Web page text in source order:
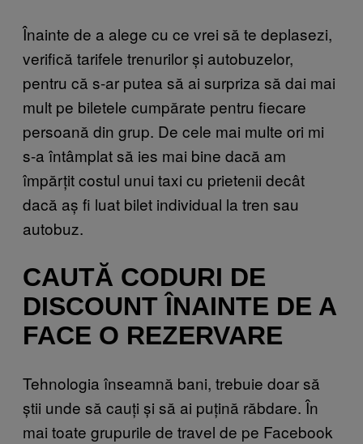
Înainte de a alege cu ce vrei să te deplasezi,
verifică tarifele trenurilor și autobuzelor,
pentru că s-ar putea să ai surpriza să dai mai
mult pe biletele cumpărate pentru fiecare
persoană din grup. De cele mai multe ori mi
s-a întâmplat să ies mai bine dacă am
împărțit costul unui taxi cu prietenii decât
dacă aș fi luat bilet individual la tren sau
autobuz.
CAUTĂ CODURI DE
DISCOUNT ÎNAINTE DE A
FACE O REZERVARE
Tehnologia înseamnă bani, trebuie doar să
știi unde să cauți și să ai puțină răbdare. În
mai toate grupurile de travel de pe Facebook